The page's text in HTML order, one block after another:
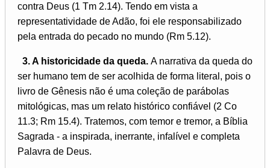
contra Deus (1 Tm 2.14). Tendo em vista a
representatividade de Adão, foi ele responsabilizado
pela entrada do pecado no mundo (Rm 5.12).
3. A historicidade da queda. A narrativa da queda do
ser humano tem de ser acolhida de forma literal, pois o
livro de Gênesis não é uma coleção de parábolas
mitológicas, mas um relato histórico confiável (2 Co
11.3; Rm 15.4). Tratemos, com temor e tremor, a Bíblia
Sagrada - a inspirada, inerrante, infalível e completa
Palavra de Deus.